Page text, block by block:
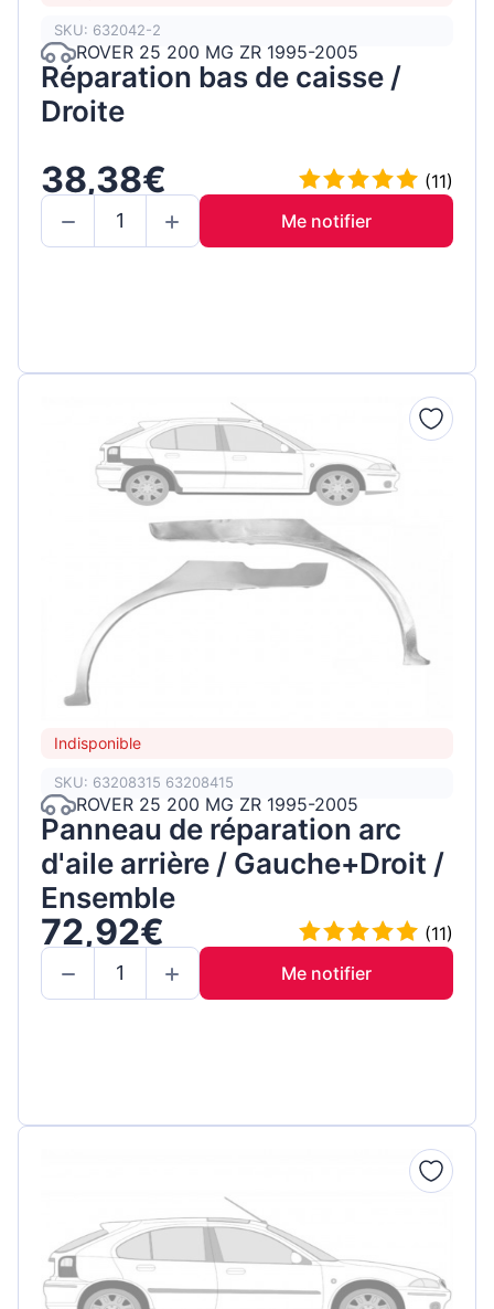
SKU: 632042-2
ROVER 25 200 MG ZR 1995-2005
Réparation bas de caisse /
Droite
38,38€
(11)
Me notifier
Indisponible
SKU: 63208315 63208415
ROVER 25 200 MG ZR 1995-2005
Panneau de réparation arc
d'aile arrière / Gauche+Droit /
Ensemble
72,92€
(11)
Me notifier